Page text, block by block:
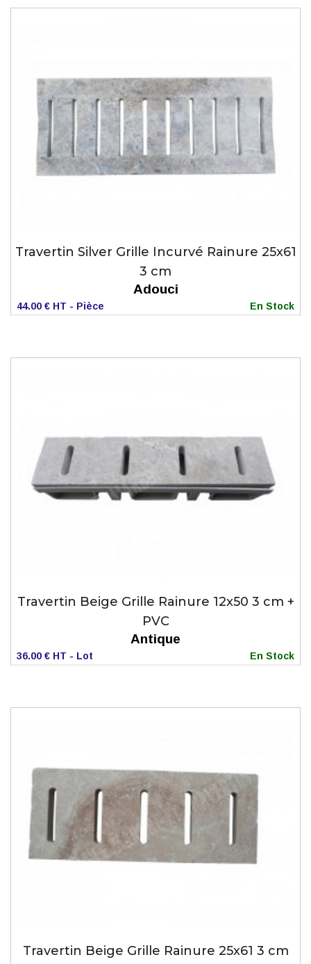
Travertin Silver Grille Incurvé Rainure 25x61
3 cm
Adouci
44.00 € HT - Pièce En Stock
Travertin Beige Grille Rainure 12x50 3 cm +
PVC
Antique
36.00 € HT - Lot En Stock
Travertin Beige Grille Rainure 25x61 3 cm